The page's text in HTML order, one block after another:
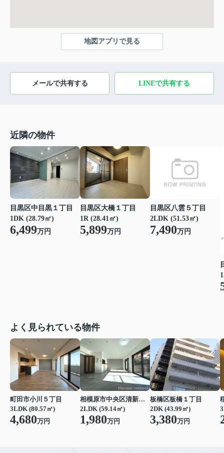
地図アプリで見る
メールで共有する LINEで共有する
近隣の物件
目黒区中目黒１丁目
1DK (28.79㎡)
6,499万円
目黒区大橋１丁目
1R (28.41㎡)
5,899万円
目黒区八雲５丁目
2LDK (51.53㎡)
7,490万円
よく見られている物件
町田市小川５丁目
3LDK (80.57㎡)
4,680万円
相模原市中央区清新２丁目
2LDK (59.14㎡)
1,980万円
板橋区板橋１丁目
2DK (43.99㎡)
3,380万円